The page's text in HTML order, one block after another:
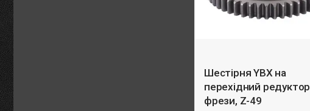
Шестірня YBX на
перехідний редуктор
фрези, Z-49